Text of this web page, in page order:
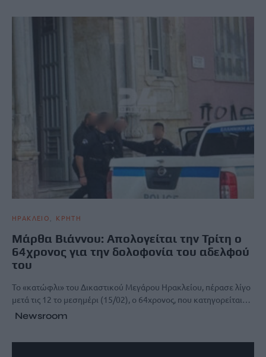
ΗΡΑΚΛΕΙΟ ΚΡΗΤΗ
Μάρθα Βιάννου: Απολογείται την Τρίτη ο
64χρονος για την δολοφονία του αδελφού
του
Το «κατώφλι» του Δικαστικού Μεγάρου Ηρακλείου, πέρασε λίγο
μετά τις 12 το μεσημέρι (15/02), ο 64χρονος, που κατηγορείται…
Newsroom